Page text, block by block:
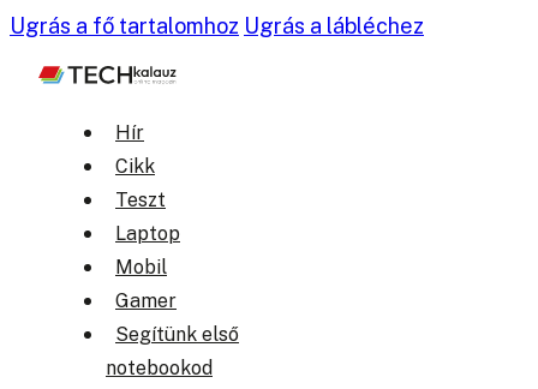
Ugrás a fő tartalomhoz Ugrás a lábléchez
Hír
Cikk
Teszt
Laptop
Mobil
Gamer
Segítünk első
notebookod